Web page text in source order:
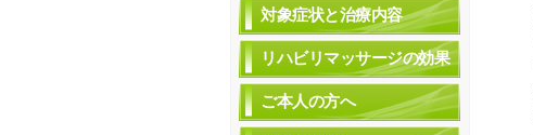
対象症状と治療内容
リハビリマッサージの効果
ご本人の方へ